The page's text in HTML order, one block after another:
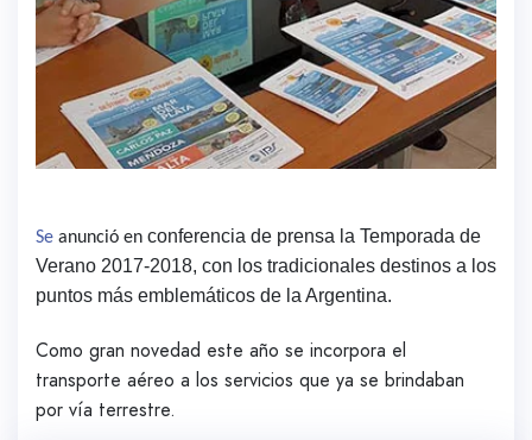
Se anunció en conferencia de prensa la Temporada de
Verano 2017-2018, con los tradicionales destinos a los
puntos más emblemáticos de la Argentina.
Como gran novedad este año se incorpora el
transporte aéreo a los servicios que ya se brindaban
por vía terrestre.